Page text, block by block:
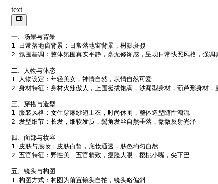
text
一、场景与背景
1 日常落地窗背景：日常落地窗背景，树影斑驳
2 氛围基调：整体氛围真实平静，毫无修饰感，呈现日常快照风格，强调
二、人物与体态
1 人物设定：年轻美女，神情自然，表情自然可爱
2 身材特征：身材火辣傲人，上围挺拔饱满，沙漏型身材，葫芦形身材，
三、穿搭与造型
1 服装风格：女生穿麻纱短上衣，时尚休闲，整体造型随性潮流
2 发型细节：长发，细软发质，鬓角发丝自然垂落，微微反射光泽
四、面部与妆容
1 皮肤与底妆：皮肤白皙，底妆通透，肤色均匀自然
2 五官特征：野性美，五官精致，瘦脸大眼，樱桃小嘴，尖下巴
五、镜头与构图
1 构图方式：构图为前置镜头自拍，镜头略偏斜